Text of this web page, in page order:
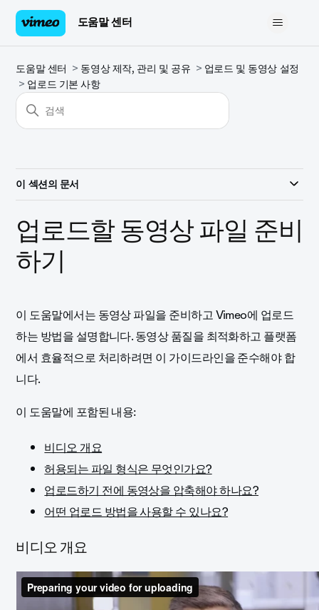
도움말 센터
도움말 센터 동영상 제작, 관리 및 공유
업로드 및 동영상 설정
업로드 기본 사항
이 섹션의 문서
업로드할 동영상 파일 준비
하기
이 도움말에서는 동영상 파일을 준비하고 Vimeo에 업로드
하는 방법을 설명합니다. 동영상 품질을 최적화하고 플랫폼
에서 효율적으로 처리하려면 이 가이드라인을 준수해야 합
니다.
이 도움말에 포함된 내용:
비디오 개요
허용되는 파일 형식은 무엇인가요?
업로드하기 전에 동영상을 압축해야 하나요?
어떤 업로드 방법을 사용할 수 있나요?
비디오 개요